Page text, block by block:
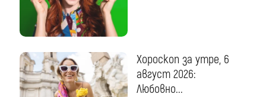
Хороскоп за утре, 6
август 2026:
Любовно...